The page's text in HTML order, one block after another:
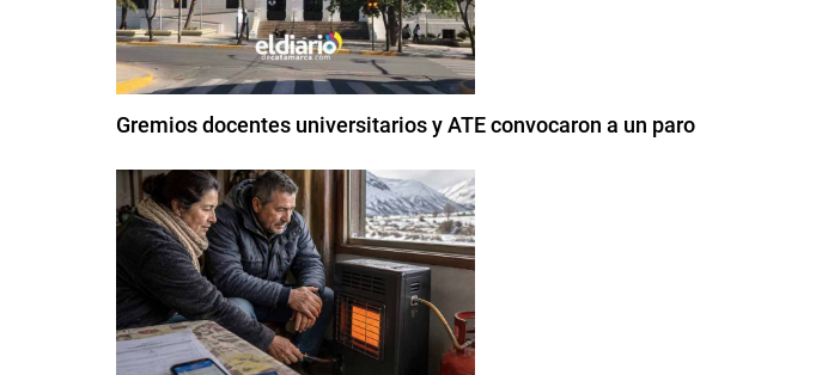
Gremios docentes universitarios y ATE convocaron a un paro